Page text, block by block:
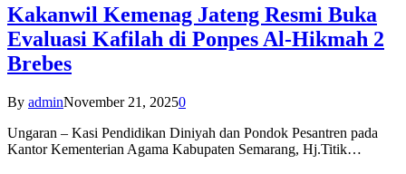
Kakanwil Kemenag Jateng Resmi Buka
Evaluasi Kafilah di Ponpes Al-Hikmah 2
Brebes
By adminNovember 21, 20250
Ungaran – Kasi Pendidikan Diniyah dan Pondok Pesantren pada
Kantor Kementerian Agama Kabupaten Semarang, Hj.Titik…